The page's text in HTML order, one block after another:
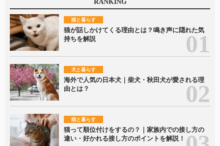
RANKING
猫と暮らす
猫が話しかけてくる理由とは？鳴き声に隠れた気
持ちを解説
犬と暮らす
海外で人気の日本犬｜柴犬・秋田犬が愛される理
由とは？
猫と暮らす
猫って順位付けをするの？｜家族内での接し方の
違い・好かれる接し方のポイントを解説！